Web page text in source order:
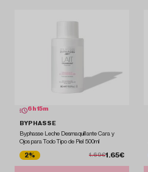
6 h15m
BYPHASSE
Byphasse Leche Desmaquillante Cara y
Ojos para Todo Tipo de Piel 500ml
2% 1.69€1.65€